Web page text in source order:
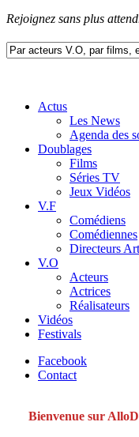
Rejoignez sans plus
Actus
Les News
Agenda des
Doublages
Films
Séries TV
Jeux Vidéos
V.F
Comédiens
Comédiennes
Directeurs
V.O
Acteurs
Actrices
Réalisateurs
Vidéos
Festivals
Facebook
Contact
Bienvenue sur